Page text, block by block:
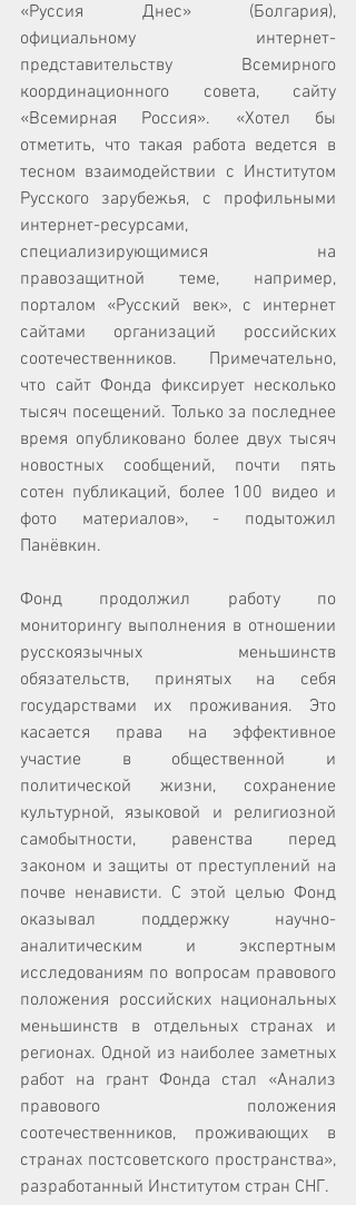
«Руссия Днес» (Болгария),
официальному интернет-
представительству Всемирного
координационного совета, сайту
«Всемирная Россия». «Хотел бы
отметить, что такая работа ведется в
тесном взаимодействии с Институтом
Русского зарубежья, с профильными
интернет-ресурсами,
специализирующимися на
правозащитной теме, например,
порталом «Русский век», с интернет
сайтами организаций российских
соотечественников. Примечательно,
что сайт Фонда фиксирует несколько
тысяч посещений. Только за последнее
время опубликовано более двух тысяч
новостных сообщений, почти пять
сотен публикаций, более 100 видео и
фото материалов», - подытожил
Панёвкин.
Фонд продолжил работу по
мониторингу выполнения в отношении
русскоязычных меньшинств
обязательств, принятых на себя
государствами их проживания. Это
касается права на эффективное
участие в общественной и
политической жизни, сохранение
культурной, языковой и религиозной
самобытности, равенства перед
законом и защиты от преступлений на
почве ненависти. С этой целью Фонд
оказывал поддержку научно-
аналитическим и экспертным
исследованиям по вопросам правового
положения российских национальных
меньшинств в отдельных странах и
регионах. Одной из наиболее заметных
работ на грант Фонда стал «Анализ
правового положения
соотечественников, проживающих в
странах постсоветского пространства»,
разработанный Институтом стран СНГ.